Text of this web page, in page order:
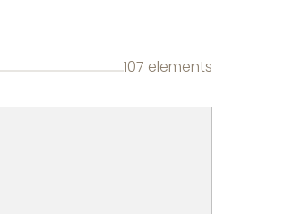
107 elements